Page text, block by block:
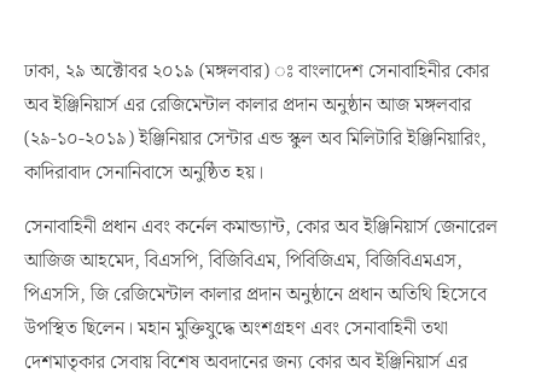
ঢাকা, ২৯ অক্টোবর ২০১৯ (মঙ্গলবার) ঃ বাংলাদেশ সেনাবাহিনীর কোর
অব ইঞ্জিনিয়ার্স এর রেজিমেন্টাল কালার প্রদান অনুষ্ঠান আজ মঙ্গলবার
(২৯-১০-২০১৯) ইঞ্জিনিয়ার সেন্টার এন্ড স্কুল অব মিলিটারি ইঞ্জিনিয়ারিং,
কাদিরাবাদ সেনানিবাসে অনুষ্ঠিত হয়।
সেনাবাহিনী প্রধান এবং কর্নেল কমান্ড্যান্ট, কোর অব ইঞ্জিনিয়ার্স জেনারেল
আজিজ আহমেদ, বিএসপি, বিজিবিএম, পিবিজিএম, বিজিবিএমএস,
পিএসসি, জি রেজিমেন্টাল কালার প্রদান অনুষ্ঠানে প্রধান অতিথি হিসেবে
উপস্থিত ছিলেন। মহান মুক্তিযুদ্ধে অংশগ্রহণ এবং সেনাবাহিনী তথা
দেশমাতৃকার সেবায় বিশেষ অবদানের জন্য কোর অব ইঞ্জিনিয়ার্স এর